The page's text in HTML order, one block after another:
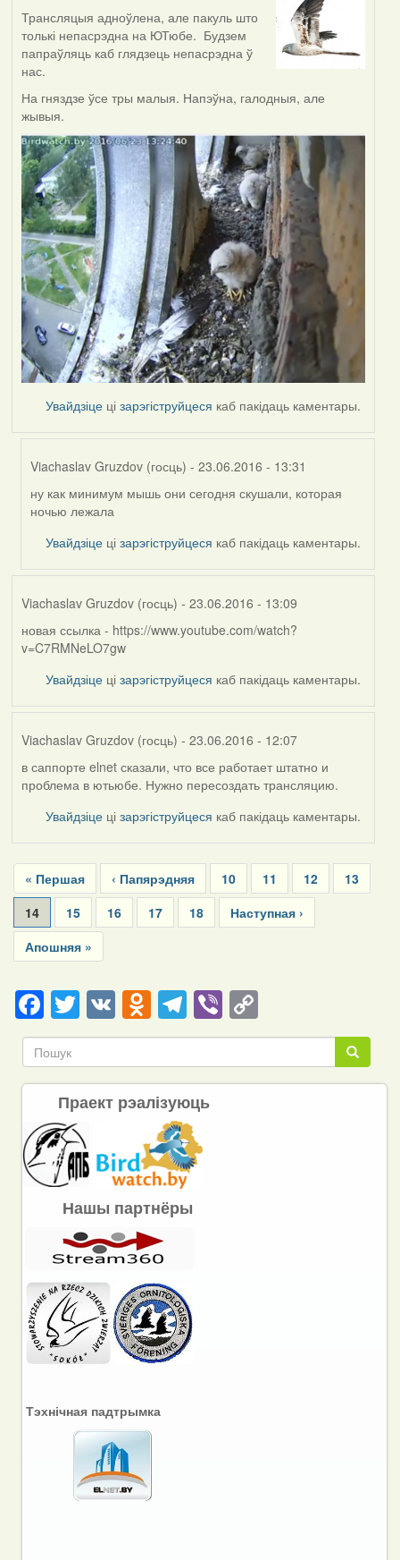
Трансляцыя адноўлена, але пакуль што
толькі непасрэдна на ЮТюбе. Будзем
папраўляць каб глядзець непасрэдна ў
нас.
На гняздзе ўсе тры малыя. Напэўна, галодныя, але
жывыя.
Увайдзіце цізарэгіструйцеся каб пакідаць каментары.
Viachaslav Gruzdov (госць) - 23.06.2016 - 13:31
In
reply
Harrier
ну как минимум мышь они сегодня скушали, которая
ночью лежала
Увайдзіце цізарэгіструйцеся каб пакідаць каментары.
Viachaslav Gruzdov (госць) - 23.06.2016 - 13:09
новая ссылка - https://www.youtube.com/watch?
v=C7RMNeLO7gw
Увайдзіце цізарэгіструйцеся каб пакідаць каментары.
Viachaslav Gruzdov (госць) - 23.06.2016 - 12:07
в саппорте elnet сказали, что все работает штатно и
проблема в ютьюбе. Нужно пересоздать трансляцию.
Увайдзіце цізарэгіструйцеся каб пакідаць каментары.
Pagination
First
page
« Першая
Previous
page
‹ Папярэдняя Page
10 Page
11 Page
12 Page
13
Current
page
14 Page
15 Page
16 Page
17 Page
18
Next
page
Наступная ›
Last
page
Апошняя »
Facebook
Twitter
VKOdnoklassniki
Telegram
ViberCopy
Link Пошук
Пошук
Праект рэалізуюць
Нашы партнёры
Тэхнічная падтрымка